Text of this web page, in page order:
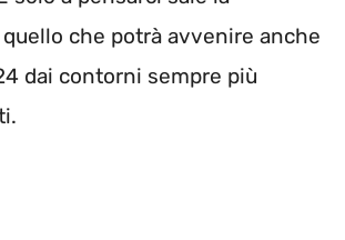
che potrà avvenire anche
dai contorni sempre più